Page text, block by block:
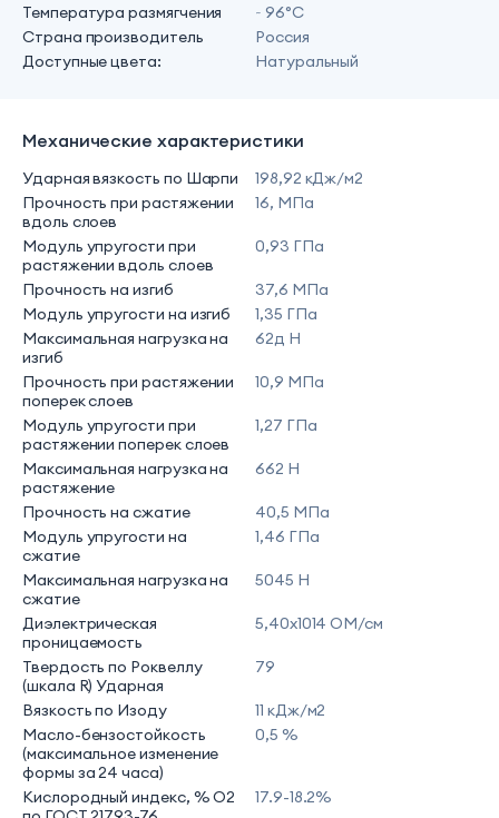
Температура размягчения
~ 96°С
Страна производитель
Россия
Доступные цвета:
Натуральный
Механические характеристики
Ударная вязкость по Шарпи
198,92 кДж/м2
Прочность при растяжении
вдоль слоев
16, МПа
Модуль упругости при
растяжении вдоль слоев
0,93 ГПа
Прочность на изгиб
37,6 МПа
Модуль упругости на изгиб
1,35 ГПа
Максимальная нагрузка на
изгиб
62д Н
Прочность при растяжении
поперек слоев
10,9 МПа
Модуль упругости при
растяжении поперек слоев
1,27 ГПа
Максимальная нагрузка на
растяжение
662 Н
Прочность на сжатие
40,5 МПа
Модуль упругости на
сжатие
1,46 ГПа
Максимальная нагрузка на
сжатие
5045 Н
Диэлектрическая
проницаемость
5,40х1014 ОМ/см
Твердость по Роквеллу
(шкала R) Ударная
79
Вязкость по Изоду
11 кДж/м2
Масло-бензостойкость
(максимальное изменение
формы за 24 часа)
0,5 %
Кислородный индекс, % O2
17.9-18.2%